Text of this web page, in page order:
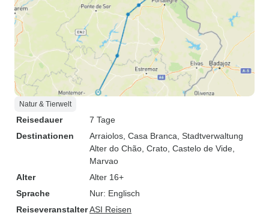
Natur & Tierwelt
Reisedauer
7 Tage
Destinationen
Arraiolos , Casa Branca , Stadtverwaltung
Alter do Chão , Crato , Castelo de Vide
Marvao
Alter
Alter 16+
Sprache
Nur: Englisch
ReiseveranstalterASI Reisen